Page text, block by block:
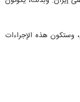
وستكون هذه الإجراءات